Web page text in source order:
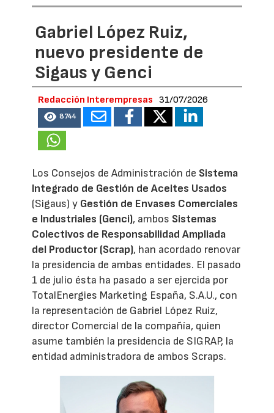
Gabriel López Ruiz,
nuevo presidente de
Sigaus y Genci
Redacción Interempresas 31/07/2026
8744
Los Consejos de Administración de Sistema
Integrado de Gestión de Aceites Usados
(Sigaus) y Gestión de Envases Comerciales
e Industriales (Genci), ambos Sistemas
Colectivos de Responsabilidad Ampliada
del Productor (Scrap), han acordado renovar
la presidencia de ambas entidades. El pasado
1 de julio ésta ha pasado a ser ejercida por
TotalEnergies Marketing España, S.A.U., con
la representación de Gabriel López Ruiz,
director Comercial de la compañía, quien
asume también la presidencia de SIGRAP, la
entidad administradora de ambos Scraps.